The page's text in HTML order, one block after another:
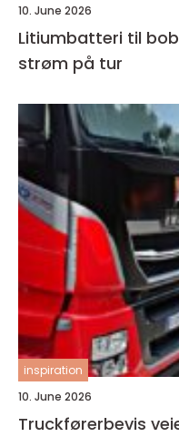
10. June 2026
Litiumbatteri til
strøm på tur
inspiration
10. June 2026
Truckførerbevis veien til trygg og effektiv